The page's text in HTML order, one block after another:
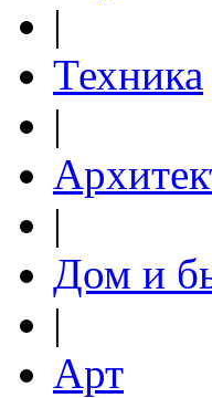
|
Техника
|
|
Дом и
|
Арт